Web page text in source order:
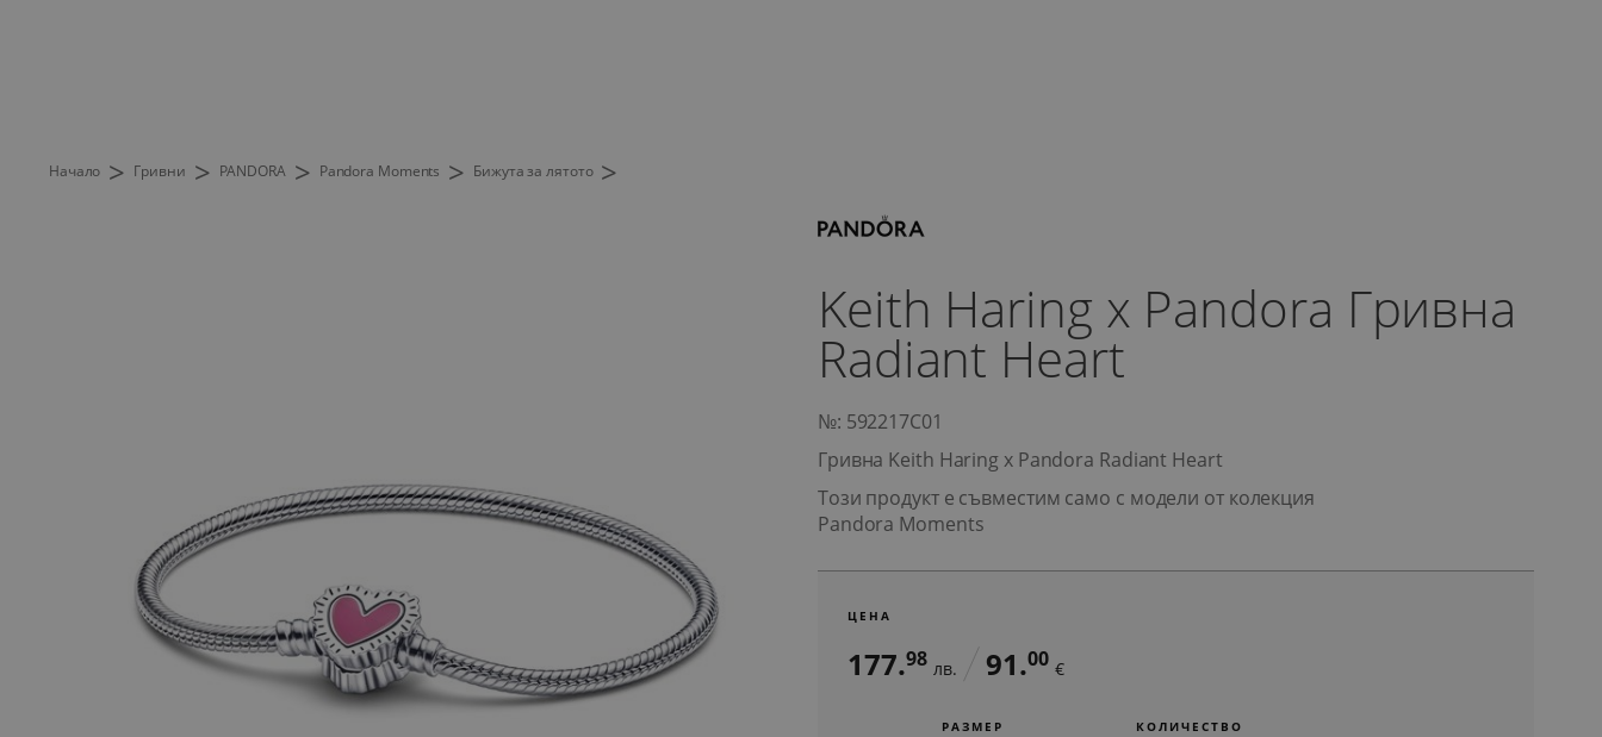
Начало > Гривни > PANDORA > Pandora Moments > Бижута за лятото >
Keith Haring x Pandora Гривна
Radiant Heart
№: 592217C01
Гривна Keith Haring x Pandora Radiant Heart
Този продукт е съвместим само с модели от колекция
Pandora Moments
ЦЕНА
177.98 лв. 91.00 €
РАЗМЕР КОЛИЧЕСТВО